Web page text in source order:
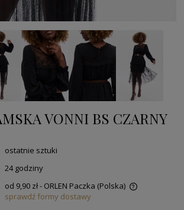
VONNI BS CZARNY
ostatnie sztuki
24 godziny
od 9,90 zł- ORLEN Paczka (Polska)
sprawdź formy dostawy